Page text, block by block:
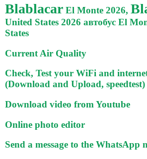
Blablacar El Monte 2026,
United States 2026 автобус El
States
Current Air Quality
Check, Test your WiFi and
(Download and Upload, speedtest)
Download video from Youtube
Online photo editor
Send a message to the WhatsApp